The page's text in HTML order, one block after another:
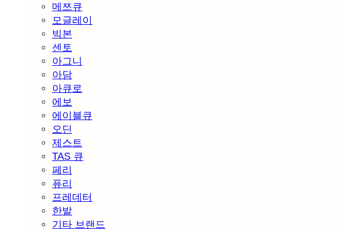
메쯔큐
모글레이
빅본
센토
아그니
아담
아큐로
에보
에이블큐
오딘
제스트
TAS 큐
페리
퓨리
프레데터
한밭
기타 브랜드